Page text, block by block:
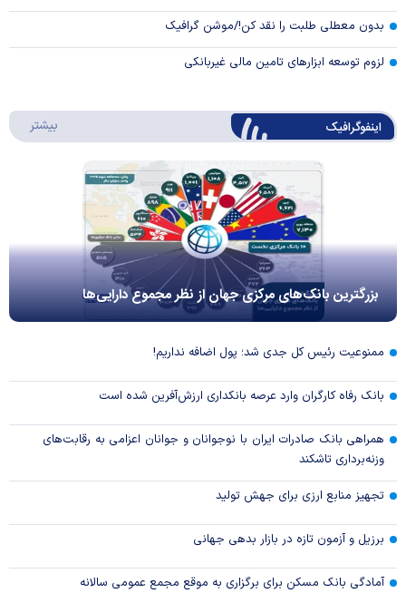
بدون معطلی طلبت را نقد کن!/موشن گرافیک
لزوم توسعه ابزارهای تامین مالی غیربانکی
اینفوگرافیک بیشتر
بزرگترین بانک‌های مرکزی جهان از نظر مجموع دارایی‌ها
ممنوعیت رئیس کل جدی شد؛ پول اضافه نداریم!
بانک رفاه کارگران وارد عرصه بانکداری ارزش‌آفرین شده است
همراهی بانک صادرات ایران با نوجوانان و جوانان اعزامی به رقابت‌های
وزنه‌برداری تاشکند
تجهیز منابع ارزی برای جهش تولید
برزیل و آزمون تازه در بازار بدهی جهانی
آمادگی بانک مسکن برای برگزاری به موقع مجمع عمومی سالانه